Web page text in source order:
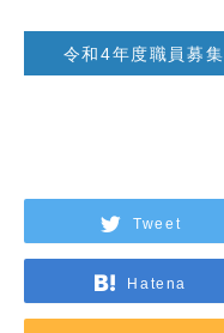
令和4年度職員募集
Tweet
Hatena